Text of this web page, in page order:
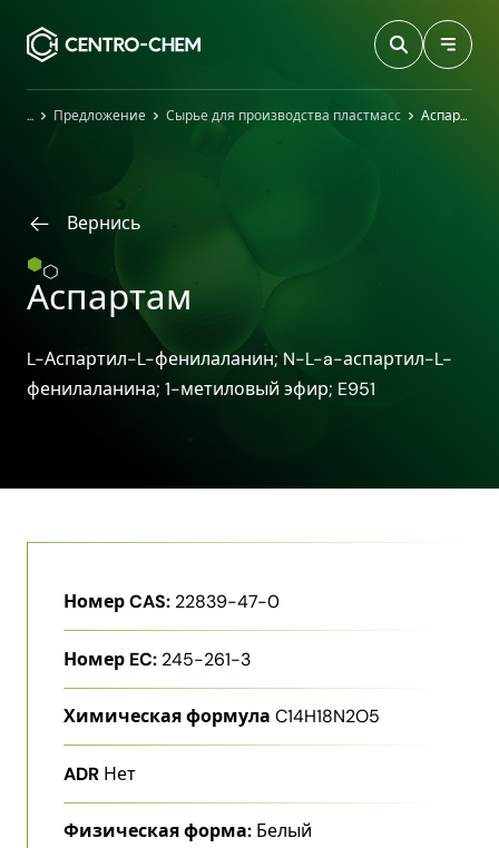
ГлавнаяПредложение Сырье для производства пластмасс Аспартам
Вернись
Аспартам
L-Аспартил-L-фенилаланин; N-​L-​a-​аспартил-​L-​
фенилаланина; 1-​метиловый эфир; E951
Номер CAS: 22839-47-0
Номер EC: 245-261-3
Химическая формула C14H18N2O5
ADR Нет
Физическая форма: Белый